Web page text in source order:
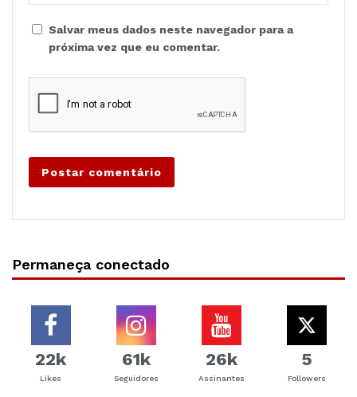
Salvar meus dados neste navegador para a
próxima vez que eu comentar.
Permaneça conectado
22k
Likes
61k
Seguidores
26k
Assinantes
5
Followers